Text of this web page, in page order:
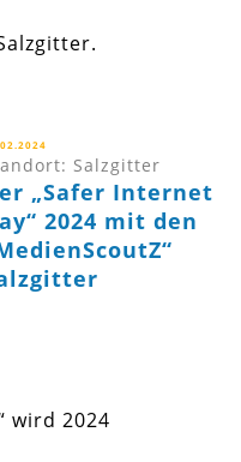
Salzgitter
„Safer Internet
2024 mit den
wird 2024